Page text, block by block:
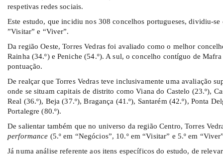
respetivas redes sociais.
Este estudo, que incidiu nos 308 concelhos portugueses, dividiu-se
”Visitar” e “Viver”.
Da região Oeste, Torres Vedras foi avaliado como o melhor
Rainha (34.º) e Peniche (54.º). A sul, o concelho contíguo de Mafra
pontuação.
De realçar que Torres Vedras teve inclusivamente uma avaliação
onde se situam capitais de distrito como Viana do Castelo (23.º),
Real (36.º), Beja (37.º), Bragança (41.º), Santarém (42.º), Ponta
Portalegre (80.º).
De salientar também que no universo da região Centro, Torres
performance (5.º em “Negócios”, 10.º em “Visitar” e 5.º em
Já numa análise referente aos itens específicos do estudo, de